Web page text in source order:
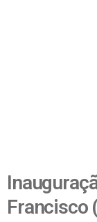
Francisco